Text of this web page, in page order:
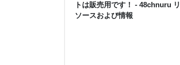
トは販売用です！ - 48chnuru リ
ソースおよび情報